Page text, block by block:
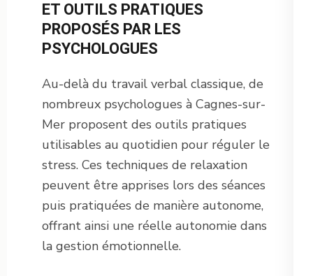
ET OUTILS PRATIQUES
PROPOSÉS PAR LES
PSYCHOLOGUES
Au-delà du travail verbal classique, de
nombreux psychologues à Cagnes-sur-
Mer proposent des outils pratiques
utilisables au quotidien pour réguler le
stress. Ces techniques de relaxation
peuvent être apprises lors des séances
puis pratiquées de manière autonome,
offrant ainsi une réelle autonomie dans
la gestion émotionnelle.